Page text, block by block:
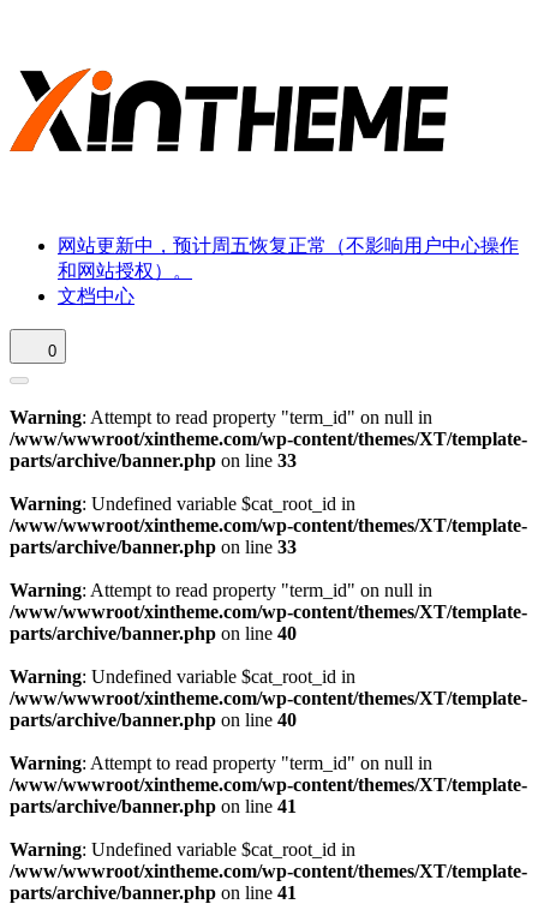
网站更新中，预计周五恢复正常（不影响用户中心操作
和网站授权）。
文档中心
0
Warning: Attempt to read property "term_id" on null in
/www/wwwroot/xintheme.com/wp-content/themes/XT/template-
parts/archive/banner.php on line 33
Warning: Undefined variable $cat_root_id in
/www/wwwroot/xintheme.com/wp-content/themes/XT/template-
parts/archive/banner.php on line 33
Warning: Attempt to read property "term_id" on null in
/www/wwwroot/xintheme.com/wp-content/themes/XT/template-
parts/archive/banner.php on line 40
Warning: Undefined variable $cat_root_id in
/www/wwwroot/xintheme.com/wp-content/themes/XT/template-
parts/archive/banner.php on line 40
Warning: Attempt to read property "term_id" on null in
/www/wwwroot/xintheme.com/wp-content/themes/XT/template-
parts/archive/banner.php on line 41
Warning: Undefined variable $cat_root_id in
/www/wwwroot/xintheme.com/wp-content/themes/XT/template-
parts/archive/banner.php on line 41